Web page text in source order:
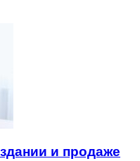
и продаже